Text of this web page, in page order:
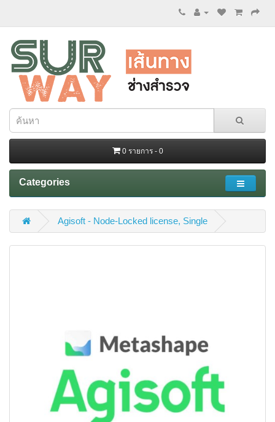
0 รายการ - 0
Categories
Agisoft - Node-Locked license, Single